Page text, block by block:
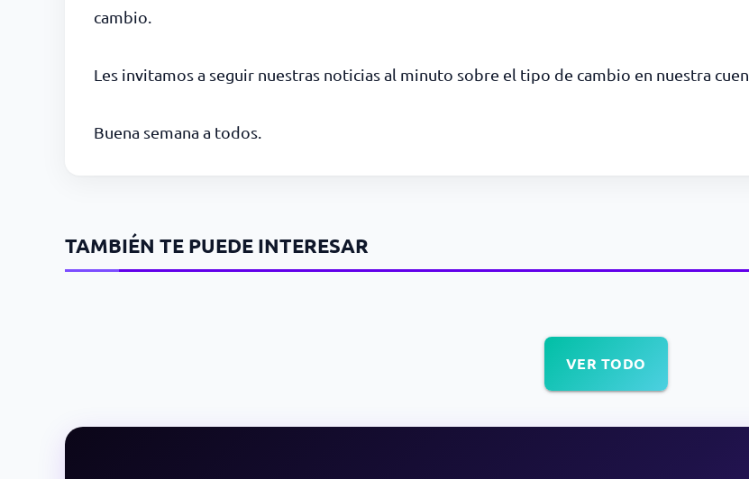
cambio.
Les invitamos a seguir nuestras noticias al minuto sobre el tipo de cambio en nuestra
Buena semana a todos.
TAMBIÉN TE PUEDE INTERESAR
VER TODO